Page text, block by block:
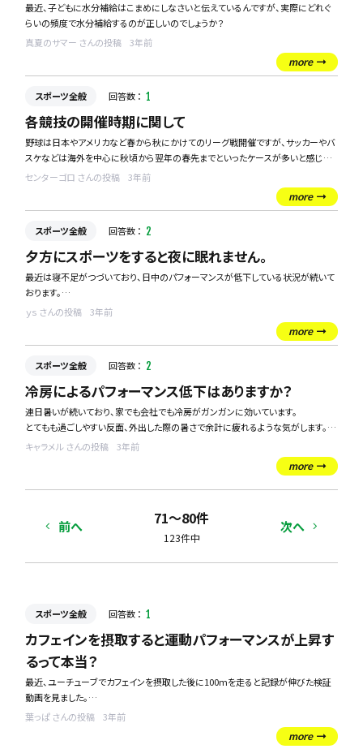
最近、子どもに水分補給はこまめにしなさいと伝えているんですが、実際にどれぐ
らいの頻度で水分補給するのが正しいのでしょうか？
真夏のサマー さんの投稿
3年前
more
スポーツ全般 回答数 ： 1
各競技の開催時期に関して
野球は日本やアメリカなど春から秋にかけてのリーグ戦開催ですが、サッカーやバ
スケなどは海外を中心に秋頃から翌年の春先までといったケースが多いと感じま
す。
センターゴロ さんの投稿
3年前
more
スポーツ全般 回答数 ： 2
夕方にスポーツをすると夜に眠れません。
最近は寝不足がつづいており、日中のパフォーマンスが低下している状況が続いて
おります。
夕方のスポーツを日課にしているのが原因なのかなと思っております。
ｙｓ さんの投稿
3年前
more
スポーツ全般 回答数 ： 2
冷房によるパフォーマンス低下はありますか？
連日暑いが続いており、家でも会社でも冷房がガンガンに効いています。
とてもも過ごしやすい反面、外出した際の暑さで余計に疲れるような気がします。
特にスポーツをする際は、冷房で冷えた体のまま行うと怪我のパフォーマンスは低
キャラメル さんの投稿
3年前
more
71〜80件
123件中
前へ 次へ
スポーツ全般 回答数 ： 1
カフェインを摂取すると運動パフォーマンスが上昇す
るって本当？
最近、ユーチューブでカフェインを摂取した後に100mを走ると記録が伸びた検証
動画を見ました。
その動画を見た後に友達と検証したところ、タイムが落ちていました。
葉っぱ さんの投稿
3年前
more